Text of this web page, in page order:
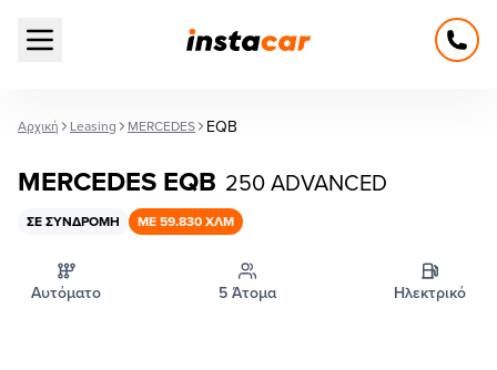
Open main menu
Αρχική Leasing MERCEDES EQB
MERCEDES EQB 250 ADVANCED
ΣΕ ΣΥΝΔΡΟΜΉ ΜΕ 59.830 ΧΛΜ
Αυτόματο 5 Άτομα Ηλεκτρικό